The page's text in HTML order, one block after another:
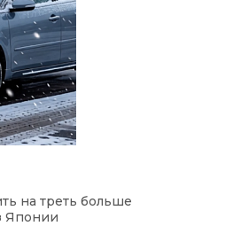
на треть больше
Японии